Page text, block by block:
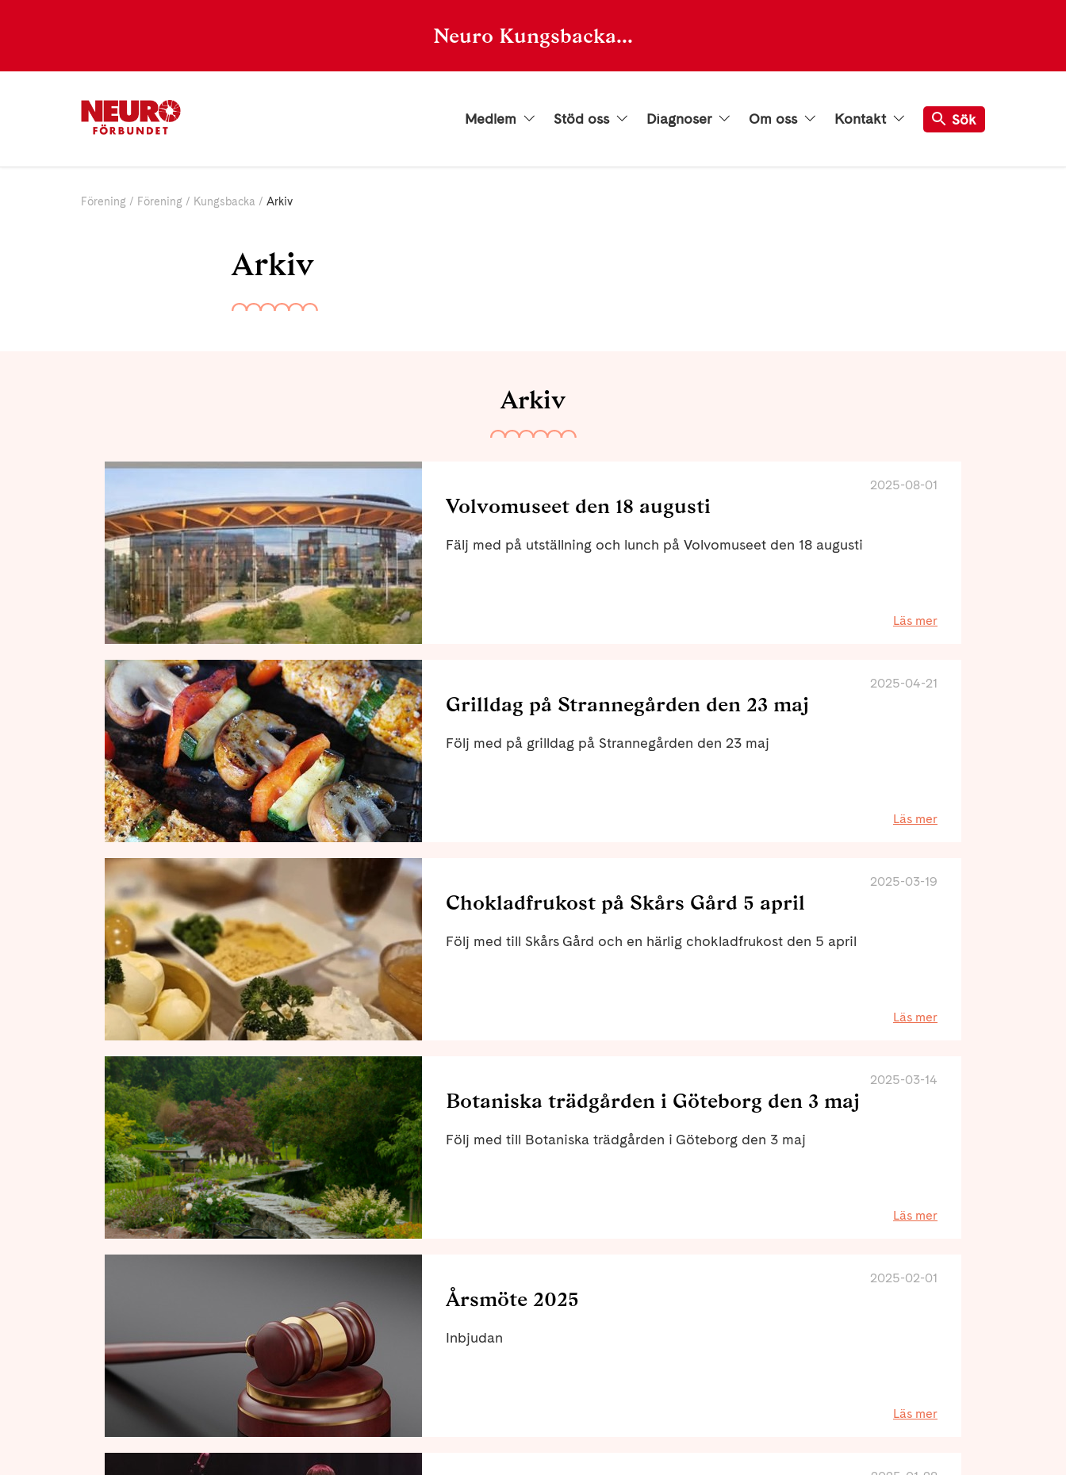
Neuro Kungsbacka...
Medlem Stöd oss Diagnoser Om oss Kontakt Sök
Förening Förening Kungsbacka Arkiv
Arkiv
Arkiv
2025-08-01
Volvomuseet den 18 augusti
Fälj med på utställning och lunch på Volvomuseet den 18 augusti
Läs mer
2025-04-21
Grilldag på Strannegården den 23 maj
Följ med på grilldag på Strannegården den 23 maj
Läs mer
2025-03-19
Chokladfrukost på Skårs Gård 5 april
Följ med till Skårs Gård och en härlig chokladfrukost den 5 april
Läs mer
2025-03-14
Botaniska trädgården i Göteborg den 3 maj
Följ med till Botaniska trädgården i Göteborg den 3 maj
Läs mer
2025-02-01
Årsmöte 2025
Inbjudan
Läs mer